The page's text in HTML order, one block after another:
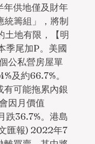
年供地僅及財年
統籌組」，將制
土地有限，【明
季尾加P。美國
公私營房屋單
及約66.7%。
可能拖累內銀
因月價值
跌36.7%。港島
匯報) 2022年7